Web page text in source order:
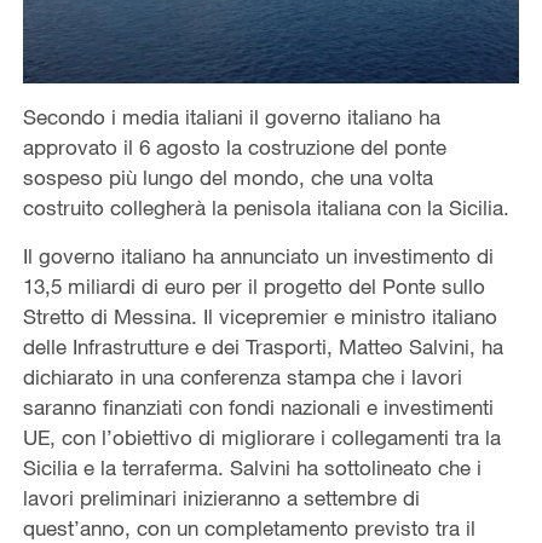
Secondo i media italiani il governo italiano ha
approvato il 6 agosto la costruzione del ponte
sospeso più lungo del mondo, che una volta
costruito collegherà la penisola italiana con la Sicilia.
Il governo italiano ha annunciato un investimento di
13,5 miliardi di euro per il progetto del Ponte sullo
Stretto di Messina. Il vicepremier e ministro italiano
delle Infrastrutture e dei Trasporti, Matteo Salvini, ha
dichiarato in una conferenza stampa che i lavori
saranno finanziati con fondi nazionali e investimenti
UE, con l’obiettivo di migliorare i collegamenti tra la
Sicilia e la terraferma. Salvini ha sottolineato che i
lavori preliminari inizieranno a settembre di
quest’anno, con un completamento previsto tra il